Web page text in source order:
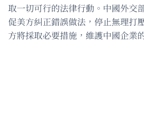
取一切可行的法律行動。中國外交
促美方糾正錯誤做法，停止無理打
方將採取必要措施，維護中國企業